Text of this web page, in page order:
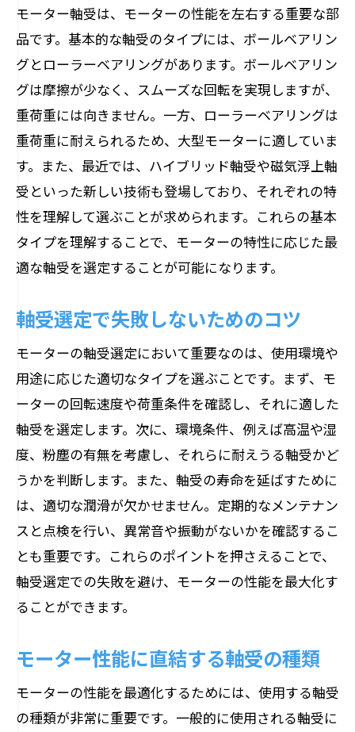
耐久性と性能の両立を目指す軸受選び
性能向上に寄与する軸受の選び方
メンテナンス性を考えた軸受の選定
高性能モーターのための軸受活用術
軸受でモーター寿命を延ばす秘訣
最新トレンド！モーター軸受の進化
モーター軸受の最新技術を探る
進化するモーター軸受の特徴とは
トレンドを押さえた軸受活用法
未来のモーター軸受がもたらす利点
革新を続ける軸受の最新情報
軸受でモーターの寿命を延ばそう
軸受がもたらすモーター寿命の延長
モーター寿命に関わる軸受の重要性
効果的な軸受管理で寿命を最大化
長持ちするモーターの秘訣は軸受
寿命を延ばすための軸受選定法
軸受交換でモーター寿命を伸ばす
信頼性向上のためのモーター軸受
信頼性を高める軸受の選び方
モーターの安定稼働を支える軸受
品質重視の軸受選びのポイント
安定性を確保する軸受の役割
軸受の信頼性がもたらす安心感
モーター軸受は、モーターの性能を左右する重要な部
品です。基本的な軸受のタイプには、ボールベアリン
グとローラーベアリングがあります。ボールベアリン
グは摩擦が少なく、スムーズな回転を実現しますが、
重荷重には向きません。一方、ローラーベアリングは
重荷重に耐えられるため、大型モーターに適していま
す。また、最近では、ハイブリッド軸受や磁気浮上軸
受といった新しい技術も登場しており、それぞれの特
性を理解して選ぶことが求められます。これらの基本
タイプを理解することで、モーターの特性に応じた最
適な軸受を選定することが可能になります。
軸受選定で失敗しないためのコツ
モーターの軸受選定において重要なのは、使用環境や
用途に応じた適切なタイプを選ぶことです。まず、モ
ーターの回転速度や荷重条件を確認し、それに適した
軸受を選定します。次に、環境条件、例えば高温や湿
度、粉塵の有無を考慮し、それらに耐えうる軸受かど
うかを判断します。また、軸受の寿命を延ばすために
は、適切な潤滑が欠かせません。定期的なメンテナン
スと点検を行い、異常音や振動がないかを確認するこ
とも重要です。これらのポイントを押さえることで、
軸受選定での失敗を避け、モーターの性能を最大化す
ることができます。
モーター性能に直結する軸受の種類
モーターの性能を最適化するためには、使用する軸受
の種類が非常に重要です。一般的に使用される軸受に